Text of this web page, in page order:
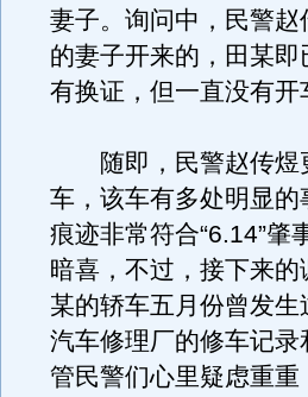
妻子。询问中，民警
的妻子开来的，田某
有换证，但一直没有
随即，民警赵传煜
车，该车有多处明显
痕迹非常符合“6.14”肇
暗喜，不过，接下来
某的轿车五月份曾发
汽车修理厂的修车记
管民警们心里疑虑重